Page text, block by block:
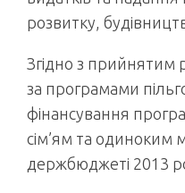
розвитку,
Згідно з прийнятим
за програмами
фінансування
сім’ям та одиноким
держбюджеті 2013